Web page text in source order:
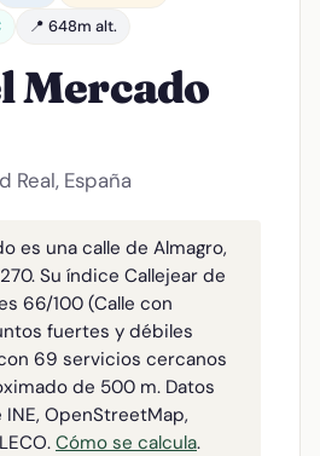
📍 648m alt.
Mercado
Real, España
es una calle de Almagro,
Su índice Callejear de
66/100 (Calle con
fuertes y débiles
69 servicios cercanos
de 500 m. Datos
OpenStreetMap,
Cómo se calcula.